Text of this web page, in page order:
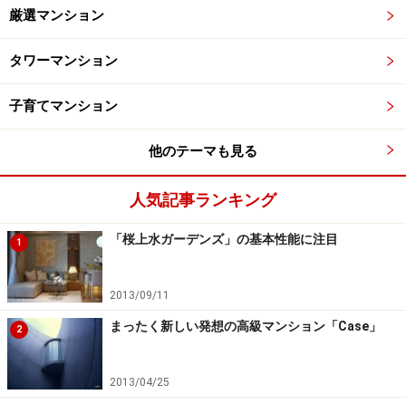
厳選マンション
タワーマンション
子育てマンション
他のテーマも見る
人気記事ランキング
1 「桜上水ガーデンズ」の基本性能に注目
2013/09/11
2 まったく新しい発想の高級マンション「Case」
2013/04/25